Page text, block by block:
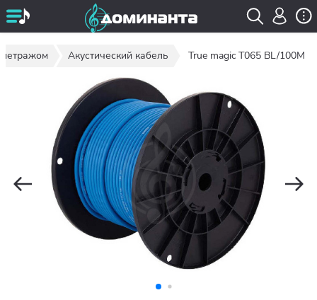
Акустический кабель True magic T065 BL/100M